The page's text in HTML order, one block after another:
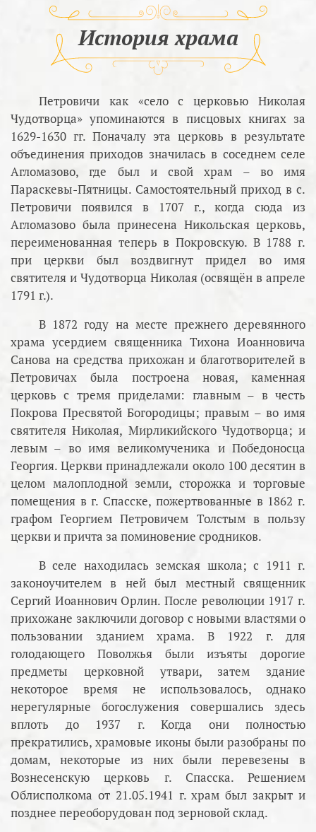
История храма
Петровичи как «село с церковью Николая
Чудотворца» упоминаются в писцовых книгах за
1629-1630 гг. Поначалу эта церковь в результате
объединения приходов значилась в соседнем селе
Агломазово, где был и свой храм – во имя
Параскевы-Пятницы. Самостоятельный приход в с.
Петровичи появился в 1707 г., когда сюда из
Агломазово была принесена Никольская церковь,
переименованная теперь в Покровскую. В 1788 г.
при церкви был воздвигнут придел во имя
святителя и Чудотворца Николая (освящён в апреле
1791 г.).
В 1872 году на месте прежнего деревянного
храма усердием священника Тихона Иоанновича
Санова на средства прихожан и благотворителей в
Петровичах была построена новая, каменная
церковь с тремя приделами: главным – в честь
Покрова Пресвятой Богородицы; правым – во имя
святителя Николая, Мирликийского Чудотворца; и
левым – во имя великомученика и Победоносца
Георгия. Церкви принадлежали около 100 десятин в
целом малоплодной земли, сторожка и торговые
помещения в г. Спасске, пожертвованные в 1862 г.
графом Георгием Петровичем Толстым в пользу
церкви и причта за поминовение сродников.
В селе находилась земская школа; с 1911 г.
законоучителем в ней был местный священник
Сергий Иоаннович Орлин. После революции 1917 г.
прихожане заключили договор с новыми властями о
пользовании зданием храма. В 1922 г. для
голодающего Поволжья были изъяты дорогие
предметы церковной утвари, затем здание
некоторое время не использовалось, однако
нерегулярные богослужения совершались здесь
вплоть до 1937 г. Когда они полностью
прекратились, храмовые иконы были разобраны по
домам, некоторые из них были перевезены в
Вознесенскую церковь г. Спасска. Решением
Облисполкома от 21.05.1941 г. храм был закрыт и
позднее переоборудован под зерновой склад.